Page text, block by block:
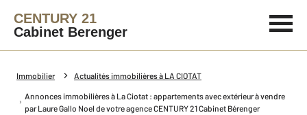
CENTURY 21
Cabinet Berenger
Immobilier Actualités immobilières à LA CIOTAT
Annonces immobilières à La Ciotat : appartements avec extérieur à vendre
par Laure Gallo Noel de votre agence CENTURY 21 Cabinet Bérenger